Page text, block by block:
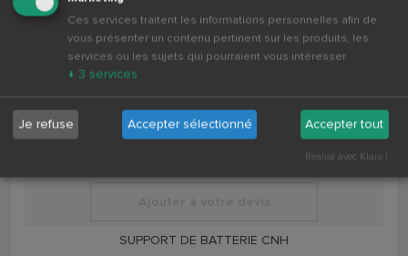
Origine
SUPPORT DE BATTERIE CNH
86984177
SUPPORT DE BATTERIE CNH
Ces services traitent les informations personnelles afin de
vous présenter un contenu pertinent sur les produits, les
services ou les sujets qui pourraient vous intéresser.
↓ 3 services
Je refuse Accepter sélectionné Accepter tout
Réalisé avec Klaro !